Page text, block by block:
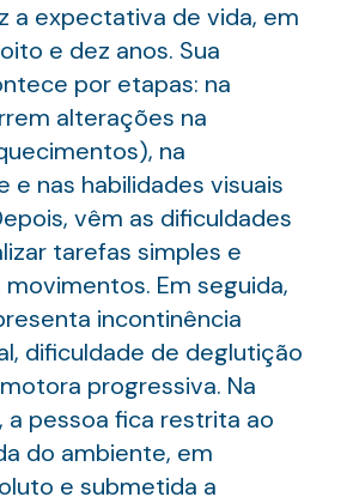
a expectativa de vida, em
e dez anos. Sua
por etapas: na
alterações na
na
e nas habilidades visuais
vêm as dificuldades
tarefas simples e
Em seguida,
incontinência
dificuldade de deglutição
progressiva. Na
a pessoa fica restrita ao
do ambiente, em
e submetida a